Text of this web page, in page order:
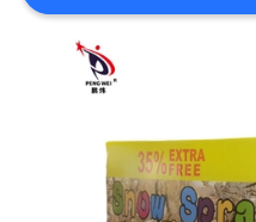
DATENSCHUTZ-
BESTIMMUNGEN